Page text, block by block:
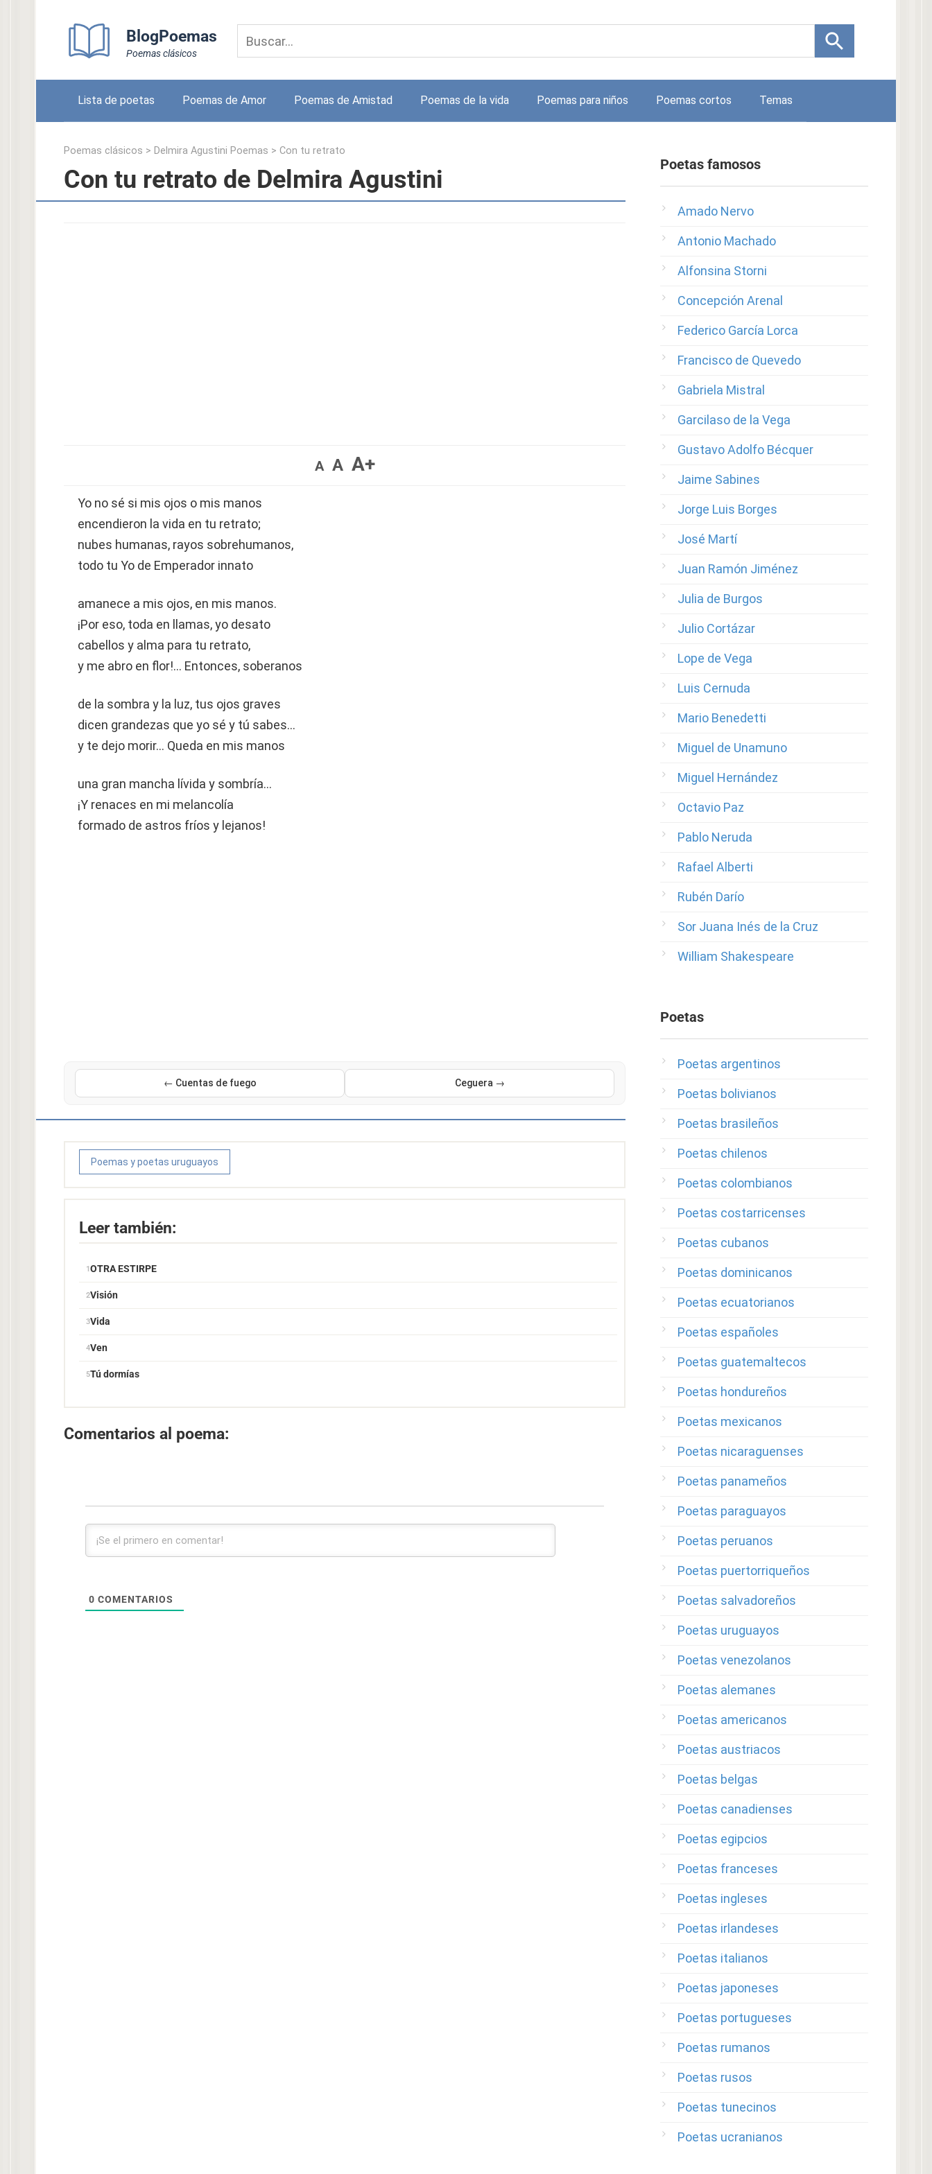
BlogPoemas
Poemas clásicos
Lista de poetas Poemas de Amor Poemas de Amistad Poemas de la vida Poemas para niños Poemas cortos Temas
Poemas clásicos > Delmira Agustini Poemas > Con tu retrato
Con tu retrato de Delmira Agustini
A A A+
Yo no sé si mis ojos o mis manos
encendieron la vida en tu retrato;
nubes humanas, rayos sobrehumanos,
todo tu Yo de Emperador innato
amanece a mis ojos, en mis manos.
¡Por eso, toda en llamas, yo desato
cabellos y alma para tu retrato,
y me abro en flor!… Entonces, soberanos
de la sombra y la luz, tus ojos graves
dicen grandezas que yo sé y tú sabes…
y te dejo morir… Queda en mis manos
una gran mancha lívida y sombría…
¡Y renaces en mi melancolía
formado de astros fríos y lejanos!
← Cuentas de fuego Ceguera →
Poemas y poetas uruguayos
Leer también:
OTRA ESTIRPE
Visión
Vida
Ven
Tú dormías
Comentarios al poema:
0 COMENTARIOS
Poetas famosos
Amado Nervo
Antonio Machado
Alfonsina Storni
Concepción Arenal
Federico García Lorca
Francisco de Quevedo
Gabriela Mistral
Garcilaso de la Vega
Gustavo Adolfo Bécquer
Jaime Sabines
Jorge Luis Borges
José Martí
Juan Ramón Jiménez
Julia de Burgos
Julio Cortázar
Lope de Vega
Luis Cernuda
Mario Benedetti
Miguel de Unamuno
Miguel Hernández
Octavio Paz
Pablo Neruda
Rafael Alberti
Rubén Darío
Sor Juana Inés de la Cruz
William Shakespeare
Poetas
Poetas argentinos
Poetas bolivianos
Poetas brasileños
Poetas chilenos
Poetas colombianos
Poetas costarricenses
Poetas cubanos
Poetas dominicanos
Poetas ecuatorianos
Poetas españoles
Poetas guatemaltecos
Poetas hondureños
Poetas mexicanos
Poetas nicaraguenses
Poetas panameños
Poetas paraguayos
Poetas peruanos
Poetas puertorriqueños
Poetas salvadoreños
Poetas uruguayos
Poetas venezolanos
Poetas alemanes
Poetas americanos
Poetas austriacos
Poetas belgas
Poetas canadienses
Poetas egipcios
Poetas franceses
Poetas ingleses
Poetas irlandeses
Poetas italianos
Poetas japoneses
Poetas portugueses
Poetas rumanos
Poetas rusos
Poetas tunecinos
Poetas ucranianos